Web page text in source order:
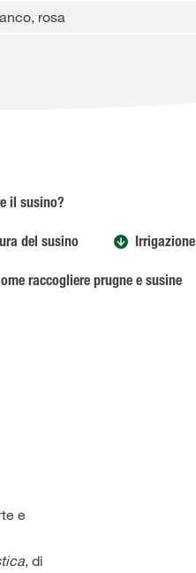
rosa
il susino?
del susino Irrigazione
raccogliere prugne e susine
e
, di